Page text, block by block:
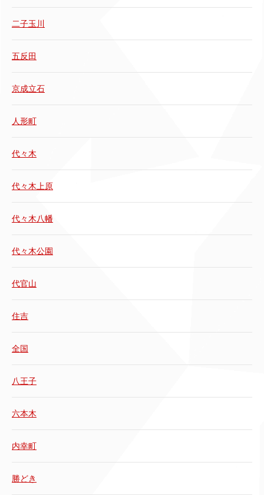
二子玉川
五反田
京成立石
人形町
代々木
代々木上原
代々木八幡
代々木公園
代官山
住吉
全国
八王子
六本木
内幸町
勝どき